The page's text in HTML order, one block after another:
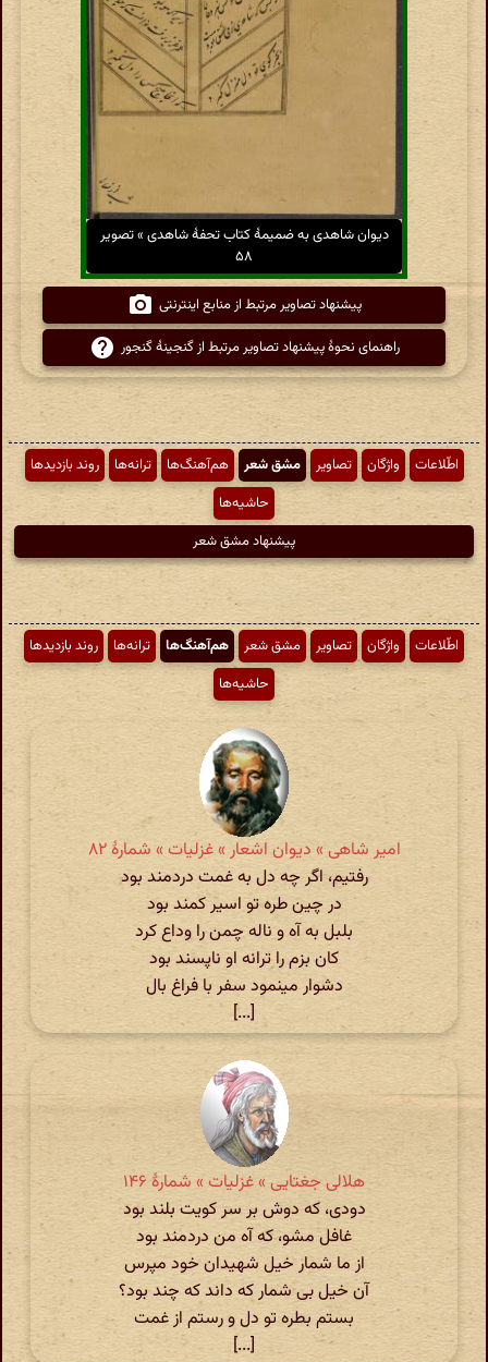
دیوان شاهدی به ضمیمهٔ کتاب تحفهٔ شاهدی » تصویر
۵۸
پیشنهاد تصاویر مرتبط از منابع اینترنتی
راهنمای نحوهٔ پیشنهاد تصاویر مرتبط از گنجینهٔ گنجور
اطّلاعات واژگان تصاویر مشق شعر هم‌آهنگ‌ها ترانه‌ها
روند بازدیدها
حاشیه‌ها
پیشنهاد مشق شعر
اطّلاعات واژگان تصاویر مشق شعر هم‌آهنگ‌ها ترانه‌ها
روند بازدیدها
حاشیه‌ها
امیر شاهی » دیوان اشعار » غزلیات » شمارهٔ ۸۲
رفتیم، اگر چه دل به غمت دردمند بود
در چین طره تو اسیر کمند بود
بلبل به آه و ناله چمن را وداع کرد
کان بزم را ترانه او ناپسند بود
دشوار مینمود سفر با فراغ بال
[...]
هلالی جغتایی » غزلیات » شمارهٔ ۱۴۶
دودی، که دوش بر سر کویت بلند بود
غافل مشو، که آه من دردمند بود
از ما شمار خیل شهیدان خود مپرس
آن خیل بی شمار که داند که چند بود؟
بستم بطره تو دل و رستم از غمت
[...]